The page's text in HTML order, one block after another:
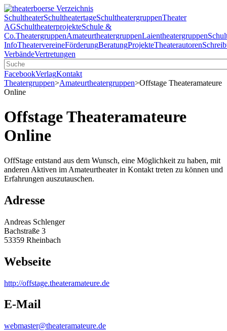
SchultheaterSchultheatertageSchultheatergruppenTheater
AGSchultheaterprojekteSchule &
Co.TheatergruppenAmateurtheatergruppenLaientheatergruppen
InfoTheatervereineFörderungBeratungProjekteTheaterautoren
VerbändeVertretungen
FacebookVerlagKontakt
Theatergruppen>Amateurtheatergruppen>Offstage Theateramateure
Online
Offstage Theateramateure
Online
OffStage entstand aus dem Wunsch, eine Möglichkeit zu haben, mit
anderen Aktiven im Amateurtheater in Kontakt treten zu können und
Erfahrungen auszutauschen.
Adresse
Andreas Schlenger
Bachstraße 3
53359 Rheinbach
Webseite
http://offstage.theateramateure.de
E-Mail
webmaster@theateramateure.de